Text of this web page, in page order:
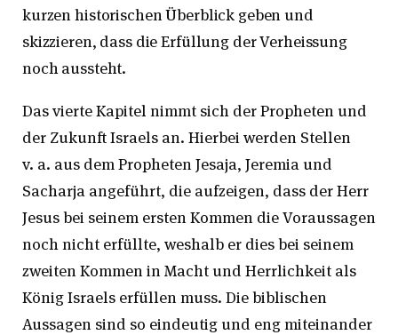
kurzen historischen Überblick geben und
skizzieren, dass die Erfüllung der Verheissung
noch aussteht.
Das vierte Kapitel nimmt sich der Propheten und
der Zukunft Israels an. Hierbei werden Stellen
v. a. aus dem Propheten Jesaja, Jeremia und
Sacharja angeführt, die aufzeigen, dass der Herr
Jesus bei seinem ersten Kommen die Voraussagen
noch nicht erfüllte, weshalb er dies bei seinem
zweiten Kommen in Macht und Herrlichkeit als
König Israels erfüllen muss. Die biblischen
Aussagen sind so eindeutig und eng miteinander